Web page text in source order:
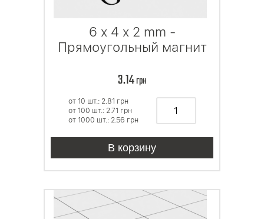
6 x 4 x 2 mm -
Прямоугольный магнит
3.14грн
от 10 шт.: 2.81 грн
от 100 шт.: 2.71 грн
от 1000 шт.: 2.56 грн
В корзину